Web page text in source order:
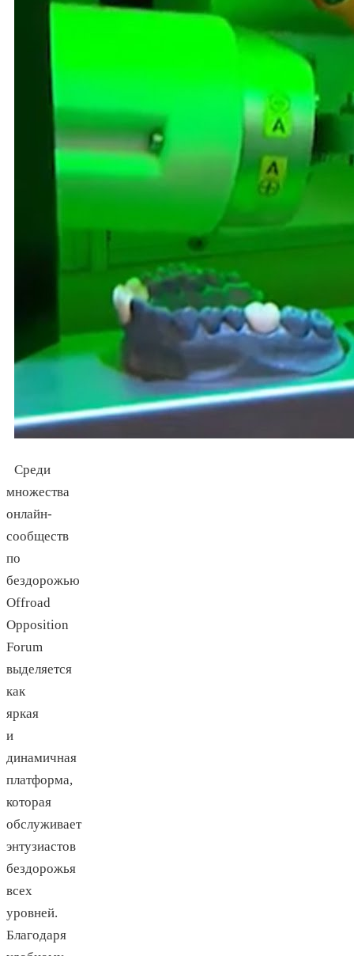
Среди
множества
онлайн-
сообществ
по
бездорожью
Offroad
Opposition
Forum
выделяется
как
яркая
и
динамичная
платформа,
которая
обслуживает
энтузиастов
бездорожья
всех
уровней.
Благодаря